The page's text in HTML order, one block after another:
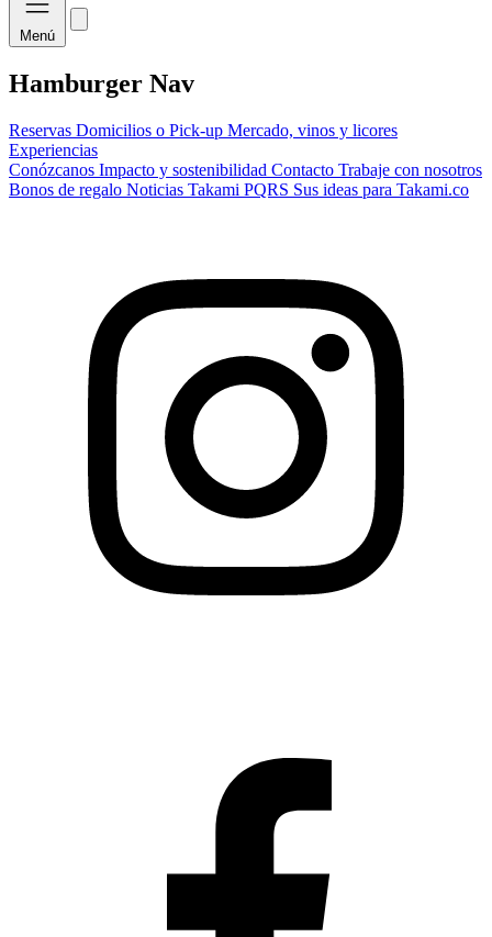
Menú
Hamburger Nav
Reservas Domicilios o Pick-up Mercado, vinos y licores
Experiencias
Conózcanos Impacto y sostenibilidad Contacto Trabaje con nosotros
Bonos de regalo Noticias Takami PQRS Sus ideas para Takami.co